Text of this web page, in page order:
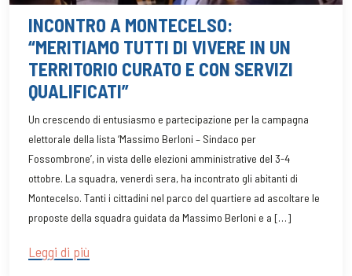
INCONTRO A MONTECELSO:
“MERITIAMO TUTTI DI VIVERE IN UN
TERRITORIO CURATO E CON SERVIZI
QUALIFICATI”
Un crescendo di entusiasmo e partecipazione per la campagna
elettorale della lista ‘Massimo Berloni – Sindaco per
Fossombrone’, in vista delle elezioni amministrative del 3-4
ottobre. La squadra, venerdì sera, ha incontrato gli abitanti di
Montecelso. Tanti i cittadini nel parco del quartiere ad ascoltare le
proposte della squadra guidata da Massimo Berloni e a […]
Leggi di più